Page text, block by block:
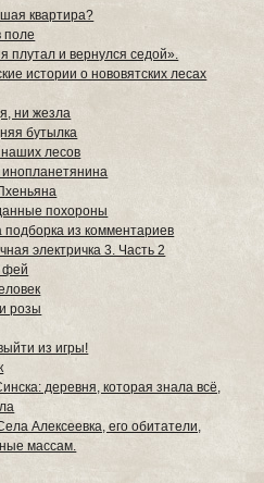
квартира?
поле
плутал и вернулся седой».
истории о нововятских лесах
ни жезла
бутылка
лесов
инопланетянина
похороны
подборка из комментариев
электричка 3. Часть 2
фей
розы
из игры!
деревня, которая знала всё,
Алексеевка, его обитатели,
массам.